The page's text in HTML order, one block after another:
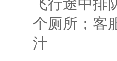
飞行途中排
个厕所；客
汁